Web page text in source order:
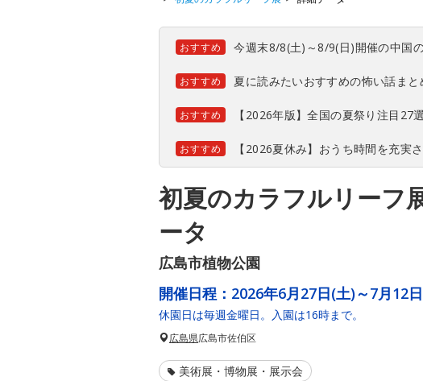
おすすめ 今週末8/8(土)～8/9(日)開催の中国
おすすめ 夏に読みたいおすすめの怖い話まと
おすすめ 【2026年版】全国の夏祭り注目27
おすすめ 【2026夏休み】おうち時間を充実
初夏のカラフルリーフ
ータ
広島市植物公園
開催日程： 2026年6月27日(土)～7月12
休園日は毎週金曜日。入園は16時まで。
広島県広島市佐伯区
美術展・博物展・展示会